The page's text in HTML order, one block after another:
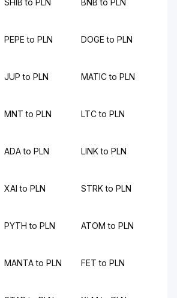
SHIB to PLN BNB to PLN
PEPE to PLN DOGE to PLN
JUP to PLN MATIC to PLN
MNT to PLN LTC to PLN
ADA to PLN LINK to PLN
XAI to PLN STRK to PLN
PYTH to PLN ATOM to PLN
MANTA to PLN FET to PLN